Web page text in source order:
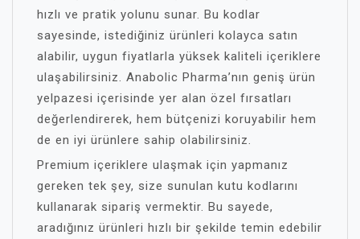
hızlı ve pratik yolunu sunar. Bu kodlar
sayesinde, istediğiniz ürünleri kolayca satın
alabilir, uygun fiyatlarla yüksek kaliteli içeriklere
ulaşabilirsiniz. Anabolic Pharma’nın geniş ürün
yelpazesi içerisinde yer alan özel fırsatları
değerlendirerek, hem bütçenizi koruyabilir hem
de en iyi ürünlere sahip olabilirsiniz.
Premium içeriklere ulaşmak için yapmanız
gereken tek şey, size sunulan kutu kodlarını
kullanarak sipariş vermektir. Bu sayede,
aradığınız ürünleri hızlı bir şekilde temin edebilir